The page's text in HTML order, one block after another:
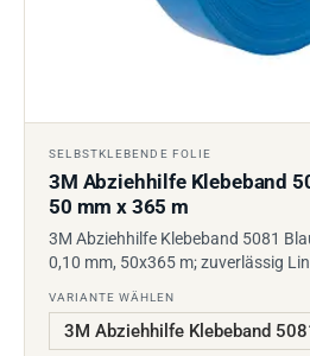
SELBSTKLEBENDE FOLIE
3M Abziehhilfe Klebeband
50 mm x 365 m
3M Abziehhilfe Klebeband 5081
0,10 mm, 50x365 m; zuverlässig
VARIANTE WÄHLEN